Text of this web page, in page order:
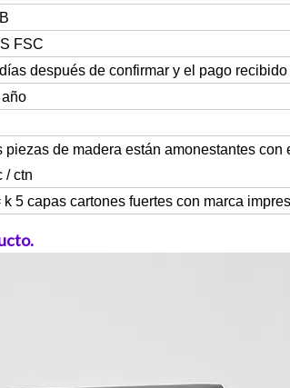
FSC
después de confirmar y el pago recibido
piezas de madera están amonestantes
/ ctn
k 5 capas cartones fuertes con marca